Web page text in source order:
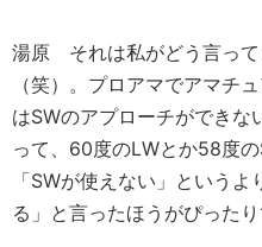
湯原 それは私がどう言っ
（笑）。プロアマでアマチ
はSWのアプローチができな
って、60度のLWとか58度の
「SWが使えない」という
る」と言ったほうがぴったり